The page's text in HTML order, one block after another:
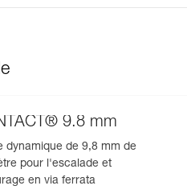
9.8 mm
dynamique de 9,8 mm de
pour l'escalade et
en via ferrata